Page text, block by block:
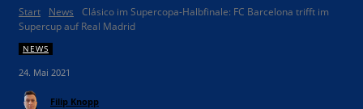
Start News
Clásico im Supercopa-Halbfinale: FC Barcelona trifft im
Supercup auf Real Madrid
NEWS
24. Mai 2021
Filip Knopp